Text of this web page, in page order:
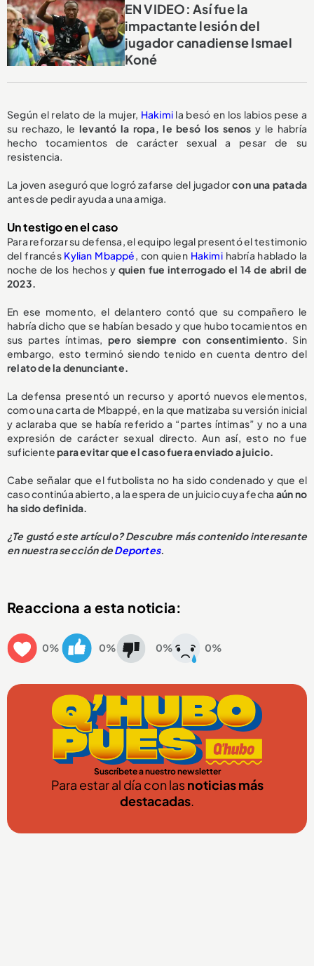
EN VIDEO: Así fue la
impactante lesión del
jugador canadiense Ismael
Koné
Según el relato de la mujer, Hakimi la besó en los labios pese a
su rechazo, le levantó la ropa, le besó los senosy le habría
hecho tocamientos de carácter sexual a pesar de su
resistencia.
La joven aseguró que logró zafarse del jugadorcon una patada
antes de pedir ayuda a una amiga.
Un testigo en el caso
Para reforzar su defensa, el equipo legal presentó el testimonio
del francés Kylian Mbappé, con quien Hakimi habría hablado la
noche de los hechos y quien fue interrogado el 14 de abril de
2023.
En ese momento, el delantero contó que su compañero le
habría dicho que se habían besado y que hubo tocamientos en
sus partes íntimas,pero siempre con consentimiento. Sin
embargo, esto terminó siendo tenido en cuenta dentro del
relato de la denunciante.
La defensa presentó un recurso y aportó nuevos elementos,
como una carta de Mbappé, en la que matizaba su versión inicial
y aclaraba que se había referido a “partes íntimas” y no a una
expresión de carácter sexual directo. Aun así, esto no fue
suficientepara evitar que el caso fuera enviado a juicio.
Cabe señalar que el futbolista no ha sido condenado y que el
caso continúa abierto, a la espera de un juicio cuya fecha aún no
ha sido definida.
¿Te gustó este artículo? Descubre más contenido interesante
en nuestra sección deDeportes.
Reacciona a esta noticia:
0% 0% 0% 0%
Suscríbete a nuestro newsletter
Para estar al día con lasnoticias más
destacadas.